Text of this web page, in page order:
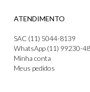
ATENDIMENTO
SAC (11) 5044-8139
WhatsApp (11) 99230-
Minha conta
Meus pedidos